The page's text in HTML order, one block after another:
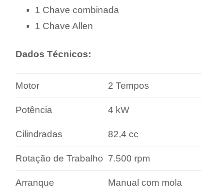
1 Chave combinada
1 Chave Allen
Dados Técnicos:
Motor 2 Tempos
Potência 4 kW
Cilindradas 82,4 cc
Rotação de Trabalho 7.500 rpm
Arranque Manual com mola